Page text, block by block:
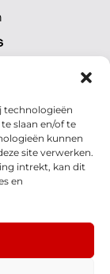
technologieën
slaan en/of te
kunnen
site verwerken.
intrekt, kan dit
en
uur